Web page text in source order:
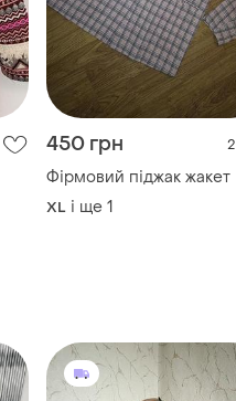
450 грн 2
Фірмовий піджак жакет
XL і ще 1